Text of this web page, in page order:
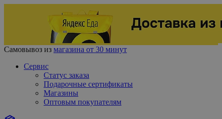
Самовывоз из магазина от 30 минут
Сервис
Статус заказа
Подарочные сертификаты
Магазины
Оптовым покупателям